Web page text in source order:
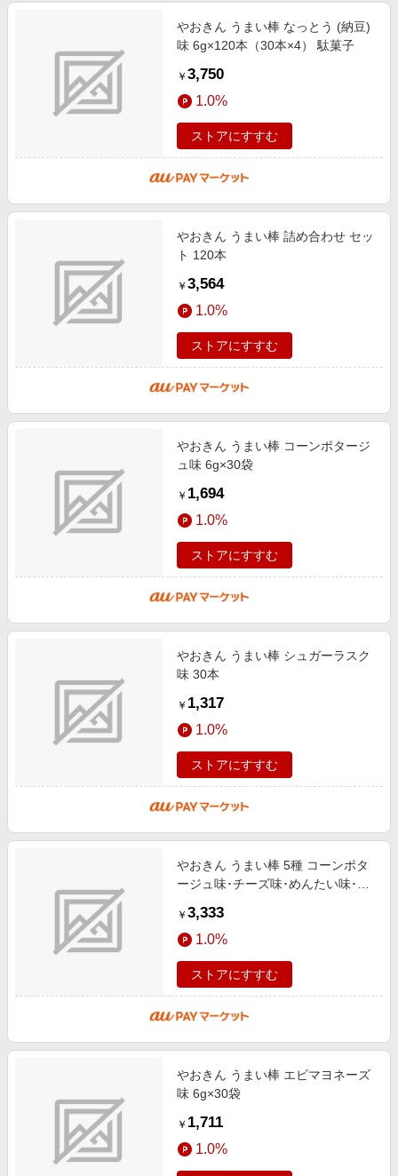
やおきん うまい棒 なっとう (納豆)
味 6g×120本（30本×4） 駄菓子
￥ 3,750
1.0%
ストアにすすむ
やおきん うまい棒 詰め合わせ セッ
ト 120本
￥ 3,564
1.0%
ストアにすすむ
やおきん うまい棒 コーンポタージ
ュ味 6g×30袋
￥ 1,694
1.0%
ストアにすすむ
やおきん うまい棒 シュガーラスク
味 30本
￥ 1,317
1.0%
ストアにすすむ
やおきん うまい棒 5種 コーンポタ
ージュ味･チーズ味･めんたい味･サ
産の都合で味の変更可能性あり）
￥ 3,333
1.0%
ストアにすすむ
やおきん うまい棒 エビマヨネーズ
味 6g×30袋
￥ 1,711
1.0%